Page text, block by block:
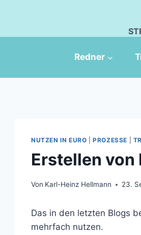
Redner
NUTZEN IN EURO |PROZESSE
Erstellen
Von Karl-Heinz Hellmann 23.
Das in den letzten Blogs
mehrfach nutzen.